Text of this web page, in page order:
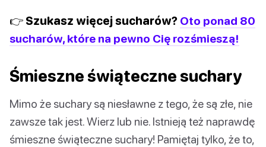
👉 Szukasz więcej sucharów? Oto ponad 80
sucharów, które na pewno Cię rozśmieszą!
Śmieszne świąteczne suchary
Mimo że suchary są niesławne z tego, że są złe, nie
zawsze tak jest. Wierz lub nie. Istnieją też naprawdę
śmieszne świąteczne suchary! Pamiętaj tylko, że to,